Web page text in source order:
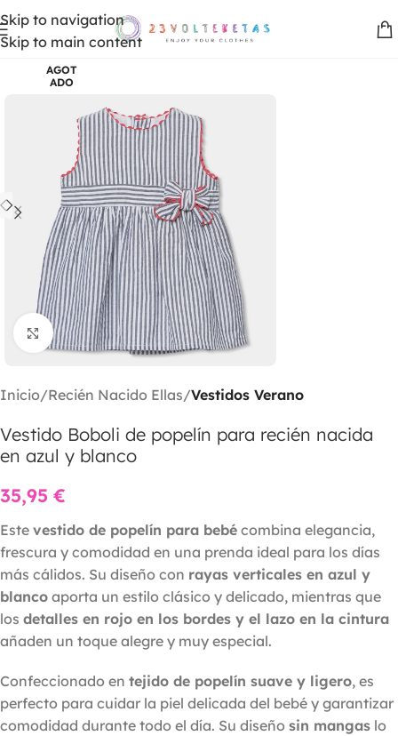
Skip to navigation
Skip to main content
AGOT
ADO
Clic para ampliar
Inicio Recién Nacido Ellas Vestidos Verano
Vestido Boboli de popelín para recién nacida
en azul y blanco
35,95 €
Este vestido de popelín para bebé combina elegancia,
frescura y comodidad en una prenda ideal para los días
más cálidos. Su diseño con rayas verticales en azul y
blanco aporta un estilo clásico y delicado, mientras que
los detalles en rojo en los bordes y el lazo en la cintura
añaden un toque alegre y muy especial.
Confeccionado en tejido de popelín suave y ligero, es
perfecto para cuidar la piel delicada del bebé y garantizar
comodidad durante todo el día. Su diseño sin mangas lo